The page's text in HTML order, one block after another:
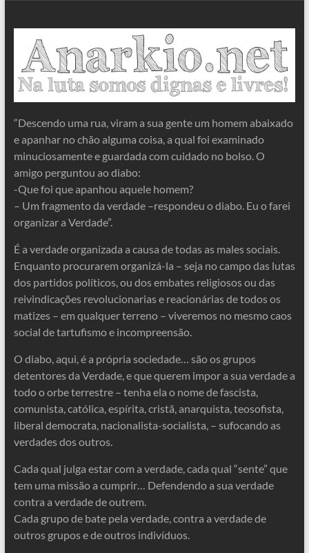
“Descendo uma rua, viram a sua gente um homem abaixado
e apanhar no chão alguma coisa, a qual foi examinado
minuciosamente e guardada com cuidado no bolso. O
amigo perguntou ao diabo:
-Que foi que apanhou aquele homem?
– Um fragmento da verdade –respondeu o diabo. Eu o farei
organizar a Verdade”.
É a verdade organizada a causa de todas as males sociais.
Enquanto procurarem organizá-la – seja no campo das lutas
dos partidos políticos, ou dos embates religiosos ou das
reivindicações revolucionarias e reacionárias de todos os
matizes – em qualquer terreno – viveremos no mesmo caos
social de tartufismo e incompreensão.
O diabo, aqui, é a própria sociedade… são os grupos
detentores da Verdade, e que querem impor a sua verdade a
todo o orbe terrestre – tenha ela o nome de fascista,
comunista, católica, espírita, cristã, anarquista, teosofista,
liberal democrata, nacionalista-socialista, – sufocando as
verdades dos outros.
Cada qual julga estar com a verdade, cada qual “sente” que
tem uma missão a cumprir… Defendendo a sua verdade
contra a verdade de outrem.
Cada grupo de bate pela verdade, contra a verdade de
outros grupos e de outros indivíduos.